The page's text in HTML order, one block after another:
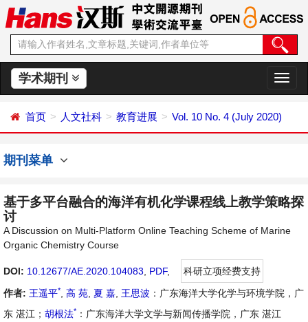
学术期刊
切
换
首页 人文社科 教育进展 Vol. 10 No. 4 (July 2020)
期刊菜单
基于多平台融合的海洋有机化学课程线上教学策略探
讨
A Discussion on Multi-Platform Online Teaching Scheme of Marine
Organic Chemistry Course
DOI: 10.12677/AE.2020.104083 PDF,
科研立项经费支持
作者: 王遥平* 高 苑 夏 嘉 王思波 ：广东海洋大学化学与环境学院，广
东 湛江； 胡根法* ：广东海洋大学文学与新闻传播学院，广东 湛江